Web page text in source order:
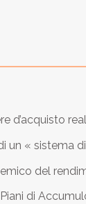
« sistema
del
di